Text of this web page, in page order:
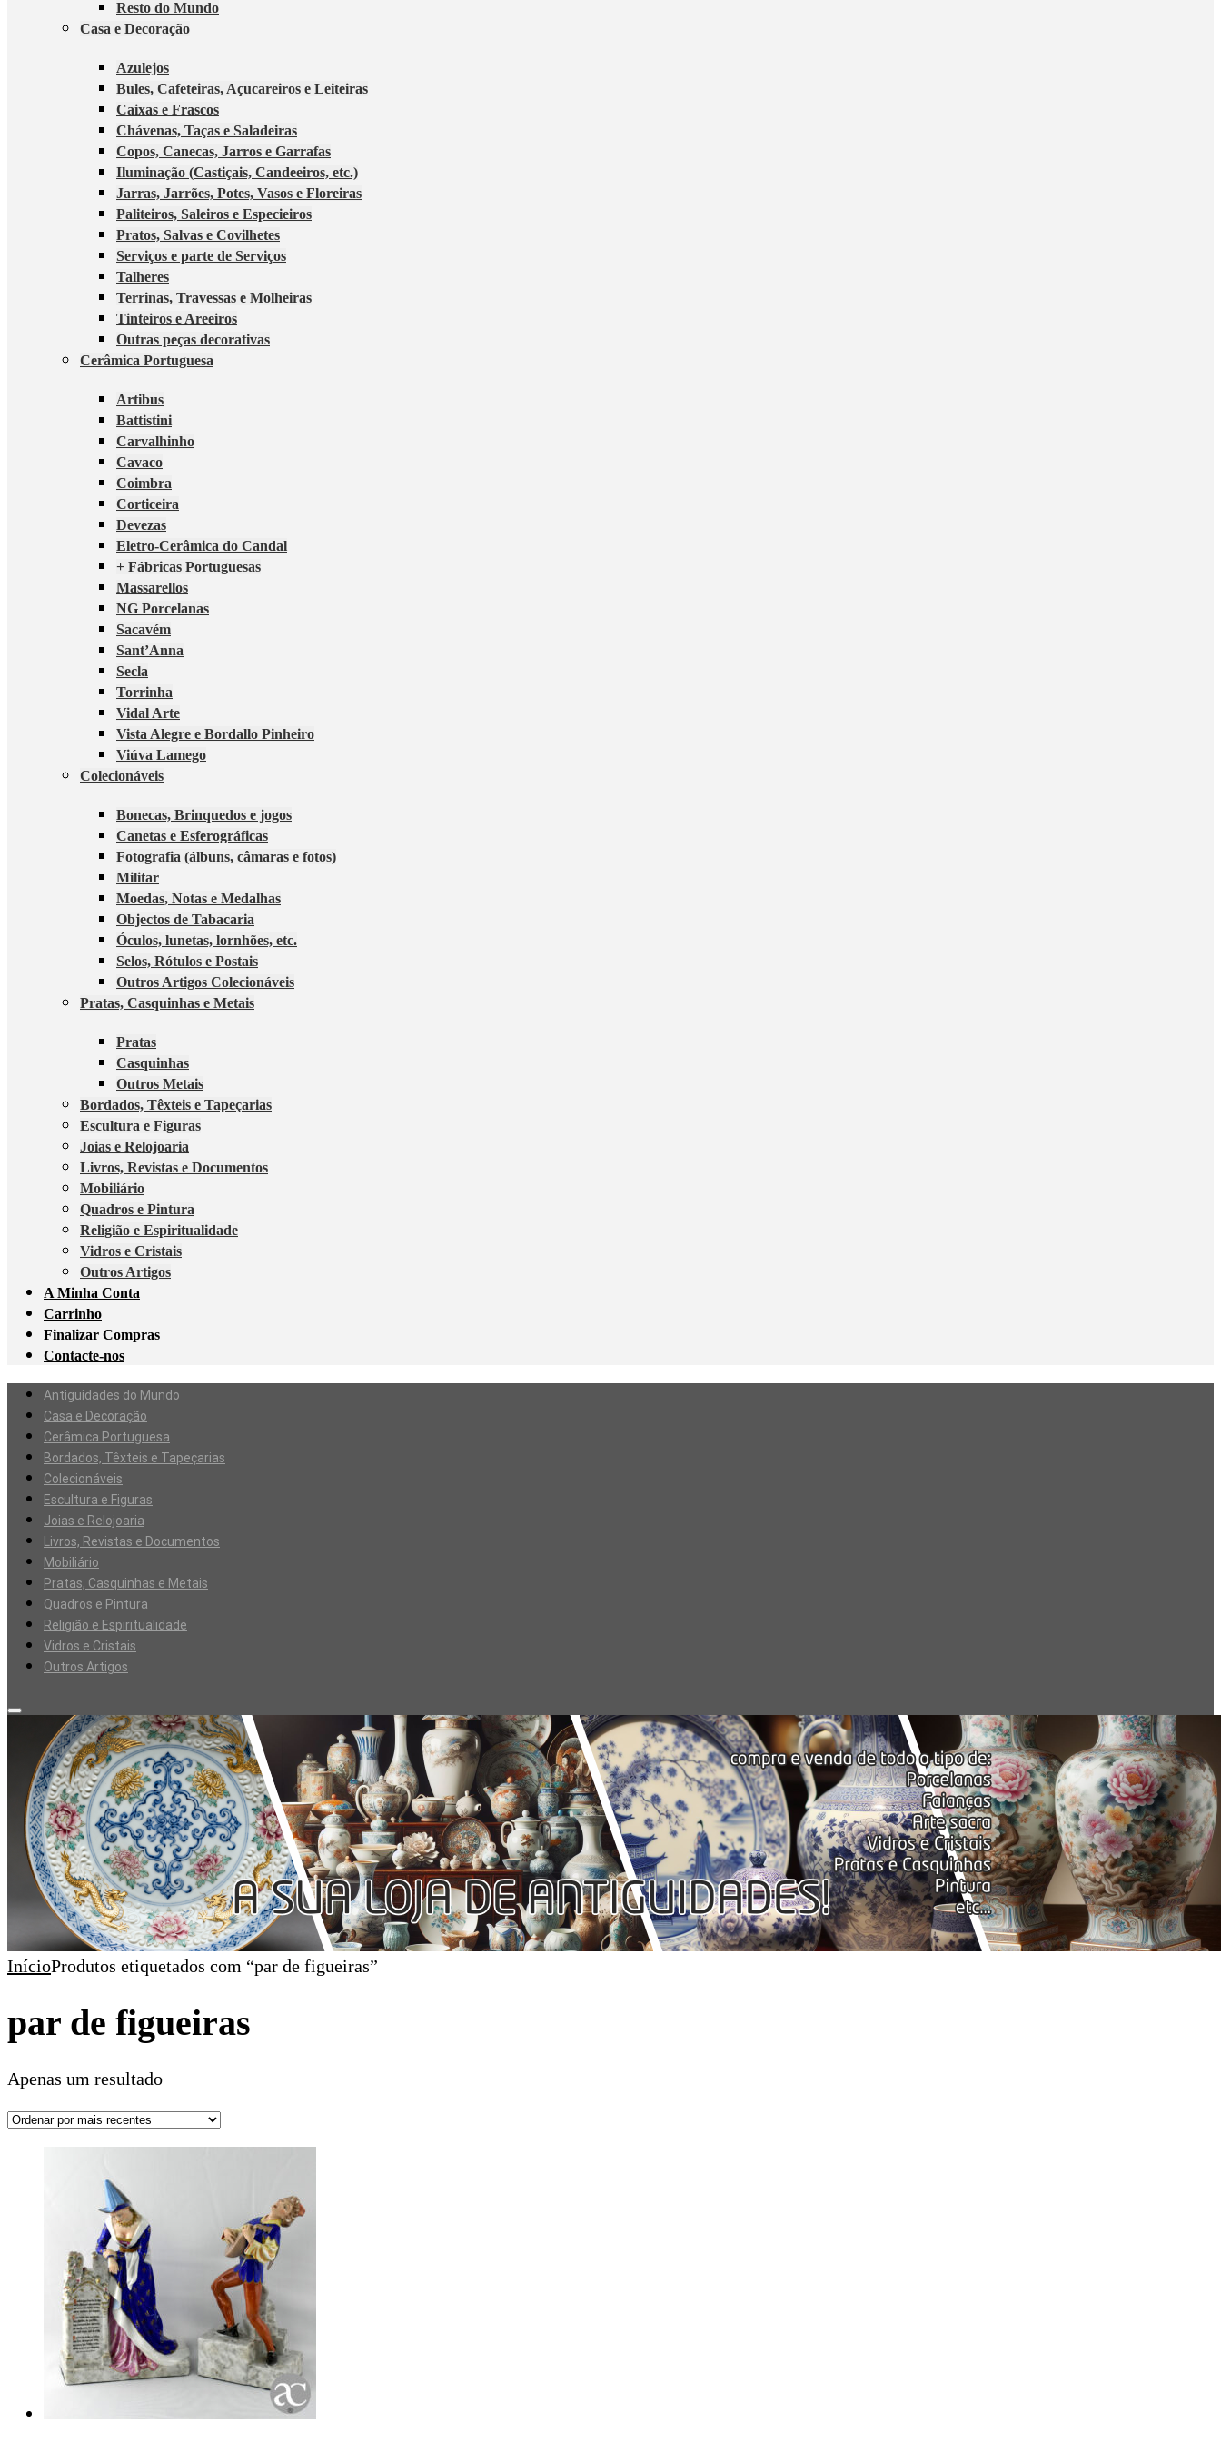
Resto do Mundo
Casa e Decoração
Azulejos
Bules, Cafeteiras, Açucareiros e Leiteiras
Caixas e Frascos
Chávenas, Taças e Saladeiras
Copos, Canecas, Jarros e Garrafas
Iluminação (Castiçais, Candeeiros, etc.)
Jarras, Jarrões, Potes, Vasos e Floreiras
Paliteiros, Saleiros e Especieiros
Pratos, Salvas e Covilhetes
Serviços e parte de Serviços
Talheres
Terrinas, Travessas e Molheiras
Tinteiros e Areeiros
Outras peças decorativas
Cerâmica Portuguesa
Artibus
Battistini
Carvalhinho
Cavaco
Coimbra
Corticeira
Devezas
Eletro-Cerâmica do Candal
+ Fábricas Portuguesas
Massarellos
NG Porcelanas
Sacavém
Sant’Anna
Secla
Torrinha
Vidal Arte
Vista Alegre e Bordallo Pinheiro
Viúva Lamego
Colecionáveis
Bonecas, Brinquedos e jogos
Canetas e Esferográficas
Fotografia (álbuns, câmaras e fotos)
Militar
Moedas, Notas e Medalhas
Objectos de Tabacaria
Óculos, lunetas, lornhões, etc.
Selos, Rótulos e Postais
Outros Artigos Colecionáveis
Pratas, Casquinhas e Metais
Pratas
Casquinhas
Outros Metais
Bordados, Têxteis e Tapeçarias
Escultura e Figuras
Joias e Relojoaria
Livros, Revistas e Documentos
Mobiliário
Quadros e Pintura
Religião e Espiritualidade
Vidros e Cristais
Outros Artigos
A Minha Conta
Carrinho
Finalizar Compras
Contacte-nos
Antiguidades do Mundo
Casa e Decoração
Cerâmica Portuguesa
Bordados, Têxteis e Tapeçarias
Colecionáveis
Escultura e Figuras
Joias e Relojoaria
Livros, Revistas e Documentos
Mobiliário
Pratas, Casquinhas e Metais
Quadros e Pintura
Religião e Espiritualidade
Vidros e Cristais
Outros Artigos
InícioProdutos etiquetados com “par de figueiras”
par de figueiras
Apenas um resultado